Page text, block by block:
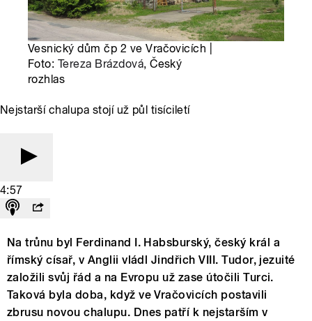
Vesnický dům čp 2 ve Vračovicích |
Foto: Tereza Brázdová, Český
rozhlas
Nejstarší chalupa stojí už půl tisíciletí
4:57
Na trůnu byl Ferdinand I. Habsburský, český král a
římský císař, v Anglii vládl Jindřich VIII. Tudor, jezuité
založili svůj řád a na Evropu už zase útočili Turci.
Taková byla doba, když ve Vračovicích postavili
zbrusu novou chalupu. Dnes patří k nejstarším v